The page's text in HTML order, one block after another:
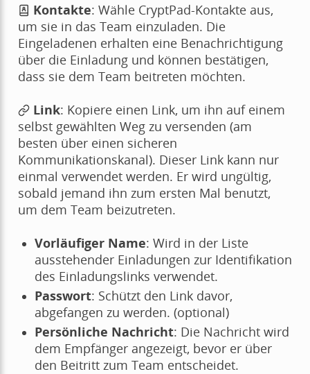
Kontakte: Wähle CryptPad-Kontakte aus,
um sie in das Team einzuladen. Die
Eingeladenen erhalten eine Benachrichtigung
über die Einladung und können bestätigen,
dass sie dem Team beitreten möchten.
Link: Kopiere einen Link, um ihn auf einem
selbst gewählten Weg zu versenden (am
besten über einen sicheren
Kommunikationskanal). Dieser Link kann nur
einmal verwendet werden. Er wird ungültig,
sobald jemand ihn zum ersten Mal benutzt,
um dem Team beizutreten.
Vorläufiger Name: Wird in der Liste
ausstehender Einladungen zur Identifikation
des Einladungslinks verwendet.
Passwort: Schützt den Link davor,
abgefangen zu werden. (optional)
Persönliche Nachricht: Die Nachricht wird
dem Empfänger angezeigt, bevor er über
den Beitritt zum Team entscheidet.